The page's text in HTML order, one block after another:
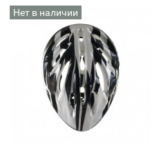
Нет в наличии